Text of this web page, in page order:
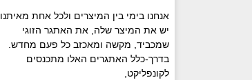
אנחנו בימי בין המיצרים ולכל אחת מאיתנו
יש את המיצר שלה, את האתגר הזוגי
שמכביד, מקשה ומאכזב כל פעם מחדש.
בדרך-כלל האתגרים האלו מתכנסים
לקונפליקט,